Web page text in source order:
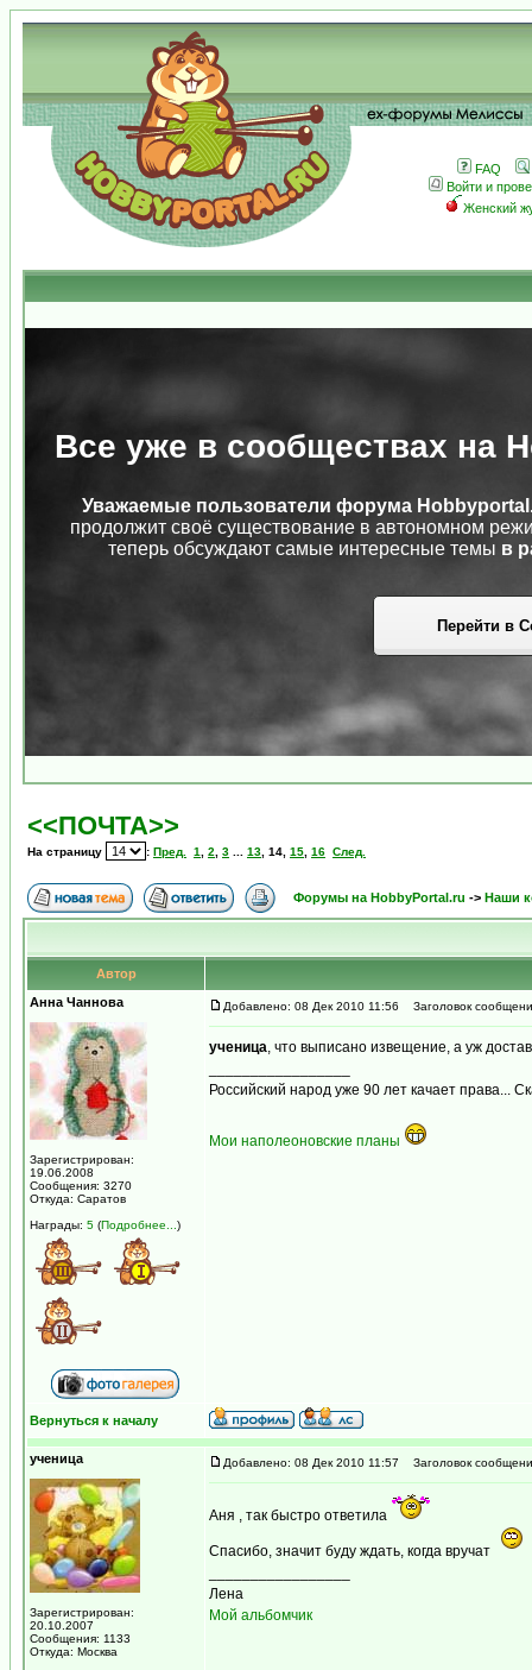
FAQ
Войти и
Женский
Все уже в сообществах на
Уважаемые пользователи форума
продолжит своё существование в автономном
теперь обсуждают самые интересные темы в
Перейти в
<<ПОЧТА>>
На страницу : Пред. 1 2 3 13 14 15 16 След.
Форумы на HobbyPortal.ru -> Наши
Автор
Анна Чаннова
Зарегистрирован:
19.06.2008
Сообщения: 3270
Откуда: Саратов
Награды: 5 (Подробнее... )
Добавлено: 08 Дек 2010 11:56 Заголовок
ученица, что выписано извещение, а уж
Российский народ уже 90 лет качает права...
Мои наполеоновские планы
Вернуться к началу
ученица
Зарегистрирован:
20.10.2007
Сообщения: 1133
Откуда: Москва
Добавлено: 08 Дек 2010 11:57 Заголовок
Аня , так быстро ответила
Спасибо, значит буду ждать, когда вручат
Лена
Мой альбомчик